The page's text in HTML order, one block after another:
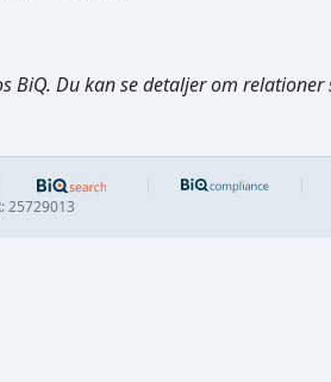
Du kan se detaljer om relationer
25729013